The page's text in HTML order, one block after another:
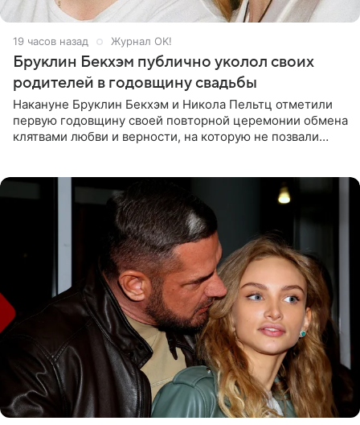
19 часов назад Журнал OK!
Бруклин Бекхэм публично уколол своих
родителей в годовщину свадьбы
Накануне Бруклин Бекхэм и Никола Пельтц отметили
первую годовщину своей повторной церемонии обмена
клятвами любви и верности, на которую не позвали